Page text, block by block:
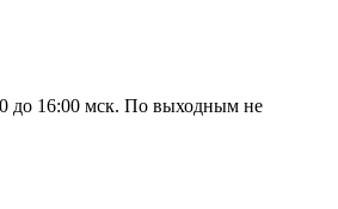
до 16:00 мск. По выходным не